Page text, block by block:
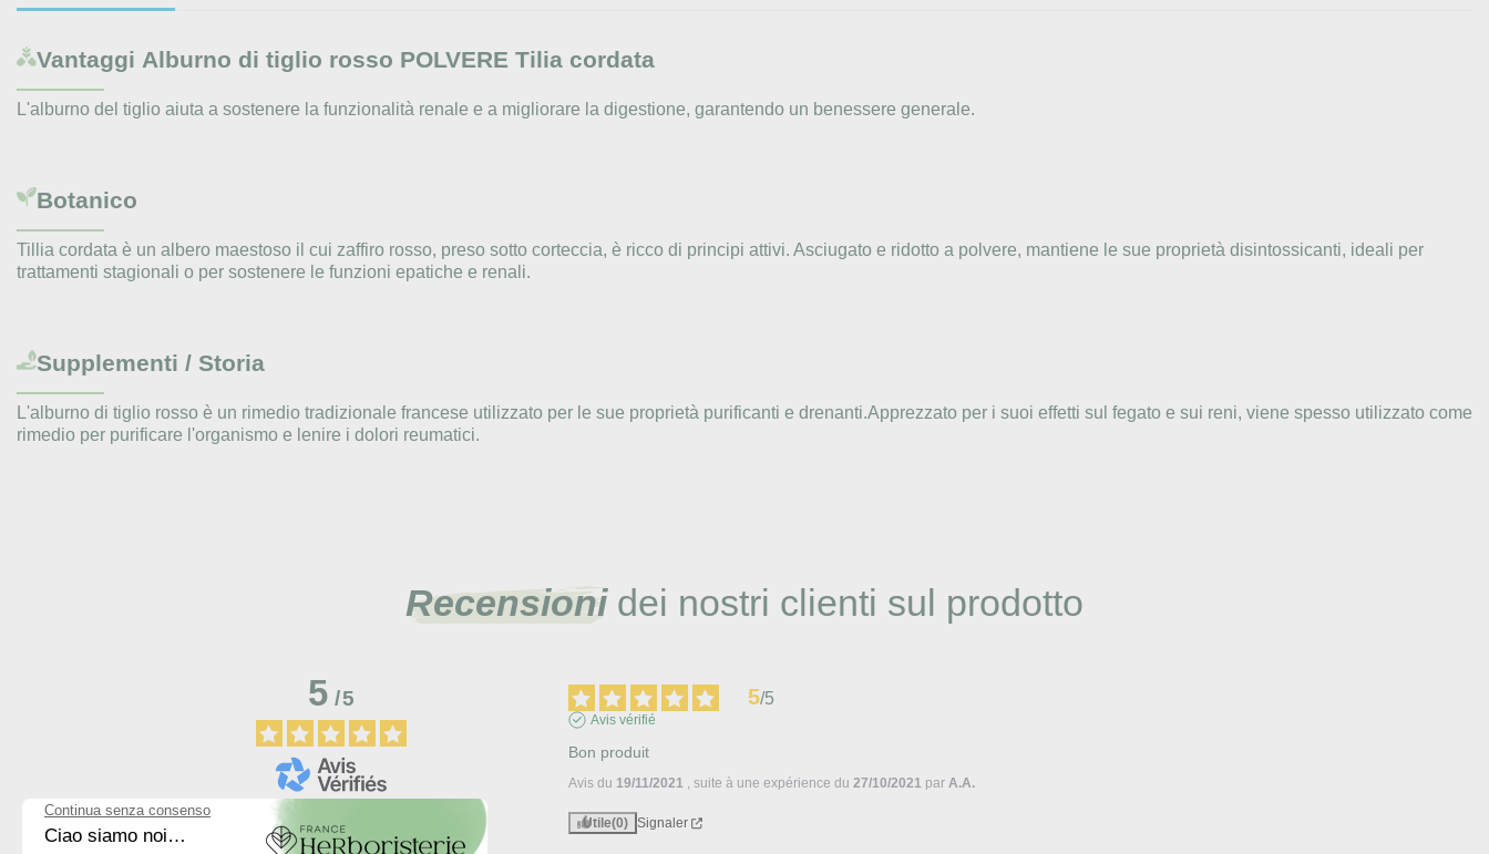
Vantaggi Alburno di tiglio rosso POLVERE Tilia cordata
L'alburno del tiglio aiuta a sostenere la funzionalità renale e a migliorare la digestione, garantendo un benessere generale.
Botanico
Tillia cordata è un albero maestoso il cui zaffiro rosso, preso sotto corteccia, è ricco di principi attivi. Asciugato e ridotto a polvere, mantiene le sue proprietà disintossicanti, ideali per
trattamenti stagionali o per sostenere le funzioni epatiche e renali.
Supplementi / Storia
L'alburno di tiglio rosso è un rimedio tradizionale francese utilizzato per le sue proprietà purificanti e drenanti.Apprezzato per i suoi effetti sul fegato e sui reni, viene spesso utilizzato come
rimedio per purificare l'organismo e lenire i dolori reumatici.
Recensionidei nostri clienti sul prodotto
5/5
Basé sur
contrôle
Voir tous les avis sur ce site
5/5
Avis vérifié
Bon produit
Avis du 19/11/2021 , suite à une expérience du 27/10/2021 par A.A.
Utile(0) Signaler